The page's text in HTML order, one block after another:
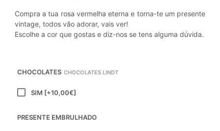
Compra a tua rosa vermelha eterna e torna-te um presente
vintage, todos vão adorar, vais ver!
Escolhe a cor que gostas e diz-nos se tens alguma dúvida.
CHOCOLATES CHOCOLATES LINDT
SIM [+10,00€]
PRESENTE EMBRULHADO